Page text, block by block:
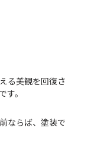
る美観を回復さ
。
ならば、塗装で